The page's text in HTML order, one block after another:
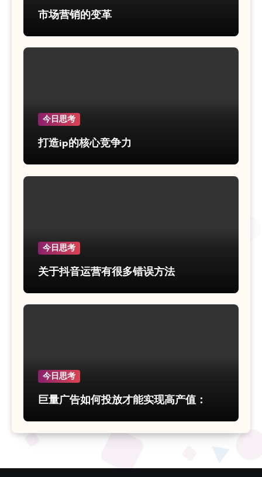
市场营销的变革
今日思考
打造ip的核心竞争力
今日思考
关于抖音运营有很多错误方法
今日思考
巨量广告如何投放才能实现高产值：